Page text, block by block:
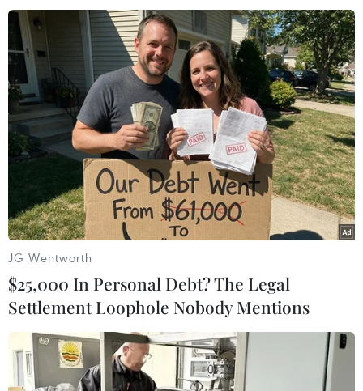
Nga chỉ trích Phương Tây nỗ lực gây bất
ổn tình hình ở Ukraine
10/02/2015 11:17
Phương Tây có kế hoạch gửi vũ khí tới Ukraine và mở
rộng trừng phạt chống Nga do cuộc khủng hoảng ở
Ukraine là những bước đi nhằm gây bất ổn cho
Ukraine.
JG Wentworth
$25,000 In Personal Debt? The Legal
Settlement Loophole Nobody Mentions